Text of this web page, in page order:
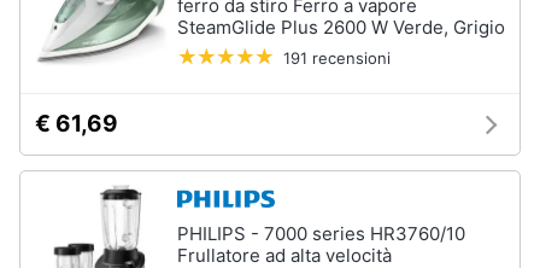
ferro da stiro Ferro a vapore
SteamGlide Plus 2600 W Verde, Grigio
191 recensioni
€ 61,69
PHILIPS - 7000 series HR3760/10
Frullatore ad alta velocità